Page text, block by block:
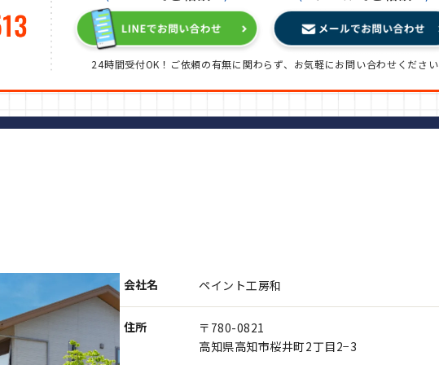
24時間受付OK！ご依頼の有無に関わらず、 お気軽にお問い合わせください
会社名 ペイント工房和
住所
〒780-0821
高知県高知市桜井町2丁目2−3